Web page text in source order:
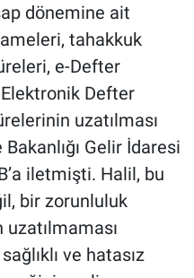
dönemine ait
tahakkuk
e-Defter
Defter
uzatılması
Gelir İdaresi
iletmişti. Halil, bu
bir zorunluluk
ve hatasız